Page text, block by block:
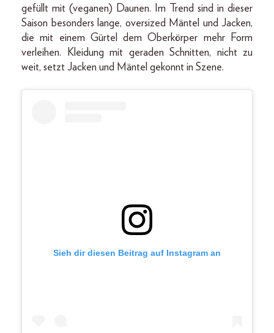
gefüllt mit (veganen) Daunen. Im Trend sind in dieser
Saison besonders lange, oversized Mäntel und Jacken,
die mit einem Gürtel dem Oberkörper mehr Form
verleihen. Kleidung mit geraden Schnitten, nicht zu
weit, setzt Jacken und Mäntel gekonnt in Szene.
Sieh dir diesen Beitrag auf Instagram an